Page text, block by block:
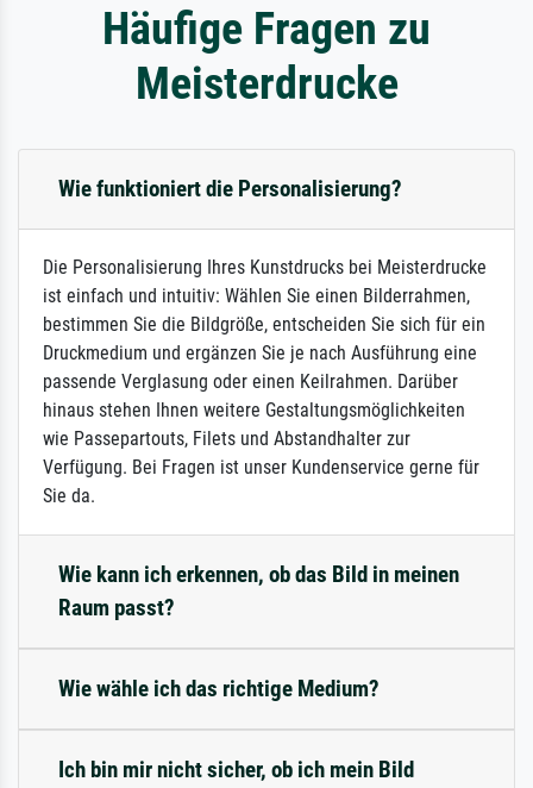
Häufige Fragen zu
Meisterdrucke
Wie funktioniert die Personalisierung?
Die Personalisierung Ihres Kunstdrucks bei Meisterdrucke
ist einfach und intuitiv: Wählen Sie einen Bilderrahmen,
bestimmen Sie die Bildgröße, entscheiden Sie sich für ein
Druckmedium und ergänzen Sie je nach Ausführung eine
passende Verglasung oder einen Keilrahmen. Darüber
hinaus stehen Ihnen weitere Gestaltungsmöglichkeiten
wie Passepartouts, Filets und Abstandhalter zur
Verfügung. Bei Fragen ist unser Kundenservice gerne für
Sie da.
Wie kann ich erkennen, ob das Bild in meinen
Raum passt?
Wie wähle ich das richtige Medium?
Ich bin mir nicht sicher, ob ich mein Bild